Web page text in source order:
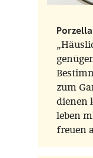
zum
dienen
leben
freuen